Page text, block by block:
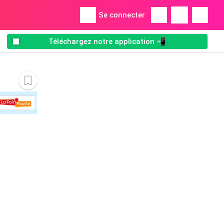
Se connecter
Téléchargez notre application 📲